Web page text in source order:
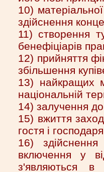
10)
здійснення
11) створення
бенефіціарів
12) прийняття
збільшення
13) найкращих
національній
14) залучення до
15) вжиття
гостя і
16)
включення у
з'являються в